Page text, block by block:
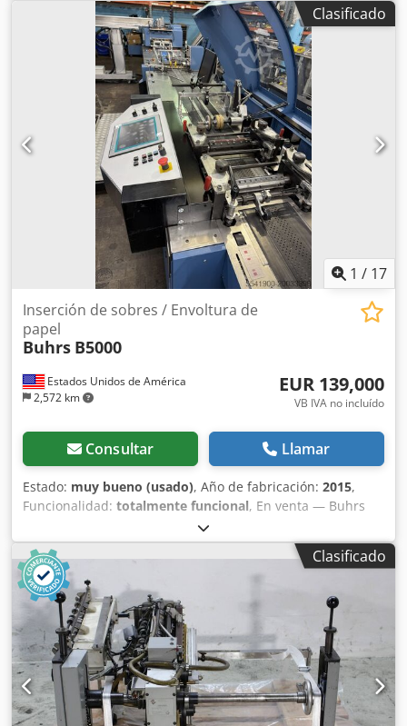
fue utilizada en producción real. Fabricante: Buhrs
Modelo: BB300 Tipo: Ensobradora de sobres Condición:
Máquina de demostración Máquina bien mantenida y
limpia. Disponible para inspección. Si tiene alguna
pregunta o necesita información adicional, no dude en
contactarnos. Dsdpfx Aoy Uf Tfskcokr
Clasificado
1 / 17
Estados Unidos de América
2,572 km
Inserción de sobres / Envoltura de
papel
Buhrs B5000
EUR 139,000
VB IVA no incluído
Consultar Llamar
Estado: muy bueno (usado), Año de fabricación: 2015,
Funcionalidad: totalmente funcional, En venta — Buhrs
B5000 Paperwrapper (2015) — Solo 11.055.783 ciclos, hasta
24.000 paquetes/hora Modelo: Sistema de enfajado y
correo Buhrs B5000 Año: 2015 Total de ciclos: 11.055.783
(bajo uso — foto del contador disponible) Velocidad
nominal: hasta 24.000 paquetes por hora Estado: Muy
bueno y totalmente operativo; mecánica y controles
limpios; mantenido según programa Ubicación: EE. UU.
Incluye: Sistema completo integrado: alimentador rotativo,
cargador automático/cinta transportadora para productos
del alimentador rotativo, sección de recogida, sección de
enfajado PPU (unidad de posicionamiento de producto),
Clasificado